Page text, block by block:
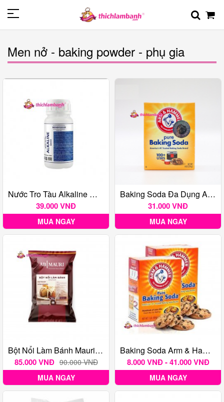
Men nở - baking powder - phụ gia
Nước Tro Tàu Alkaline Water BENSFOODS - 250ml
39.000 VNĐ
MUA NGAY
Baking Soda Đa Dụng Arm & Hammer 226G
31.000 VNĐ
MUA NGAY
Bột Nổi Làm Bánh Mauri, Baking Powder Mauri 1kg
85.000 VNĐ 90.000 VNĐ
MUA NGAY
Baking Soda Arm & Hammer
8.000 VNĐ - 41.000 VNĐ
MUA NGAY